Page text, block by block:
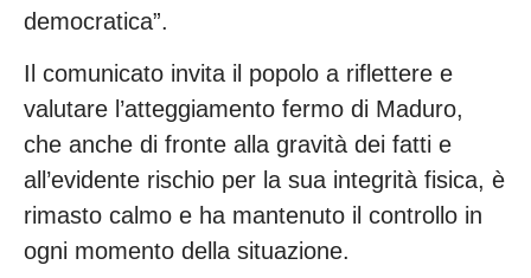
democratica”.
Il comunicato invita il popolo a riflettere e
valutare l’atteggiamento fermo di Maduro,
che anche di fronte alla gravità dei fatti e
all’evidente rischio per la sua integrità fisica, è
rimasto calmo e ha mantenuto il controllo in
ogni momento della situazione.